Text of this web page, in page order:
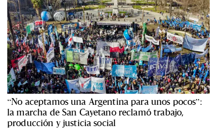
“No aceptamos una Argentina para unos pocos”:
la marcha de San Cayetano reclamó trabajo,
producción y justicia social